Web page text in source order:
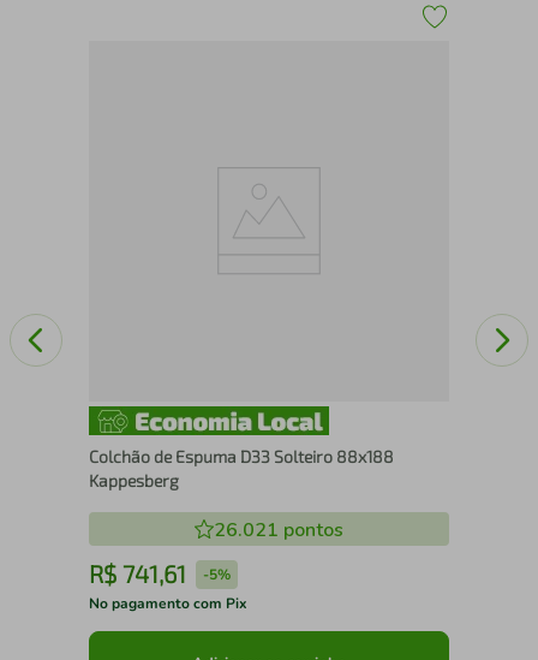
Colchão de Espuma D33 Solteiro 88x188
Kappesberg
26.021 pontos
R$ 741,61 -5%
No pagamento com Pix